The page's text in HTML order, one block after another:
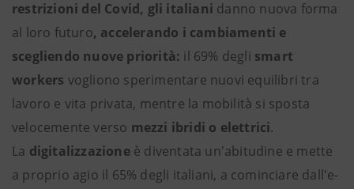
restrizioni del Covid, gli italiani danno nuova forma
al loro futuro, accelerando i cambiamenti e
scegliendo nuove priorità: il 69% degli smart
workers vogliono sperimentare nuovi equilibri tra
lavoro e vita privata, mentre la mobilità si sposta
velocemente verso mezzi ibridi o elettrici.
La digitalizzazioneè diventata un'abitudine e mette
a proprio agio il 65% degli italiani, a cominciare dall'e-